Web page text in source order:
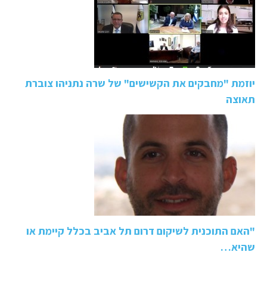
יוזמת "מחבקים את הקשישים" של שרה נתניהו צוברת
תאוצה
"האם התוכנית לשיקום דרום תל אביב בכלל קיימת או
שהיא…